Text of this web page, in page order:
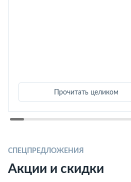
Прочитать целиком
СПЕЦПРЕДЛОЖЕНИЯ
Акции и скидки